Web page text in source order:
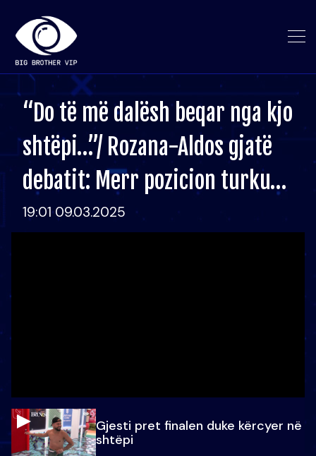
“Do të më dalësh beqar nga kjo
shtëpi…”/ Rozana-Aldos gjatë
debatit: Merr pozicion turku…
19:01 09.03.2025
Gjesti pret finalen duke kërcyer në
shtëpi